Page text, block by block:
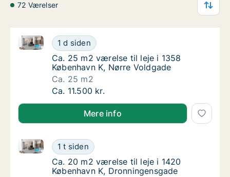
72 Værelser
Ca. 25 m2 værelse til leje i 1358 København
1 d siden
Ca. 25 m2 værelse til leje i 1358 København K,
Ca. 25 m2 værelse til leje i 1358 København
Ca. 25 m2 værelse til leje i 1358
København K, Nørre Voldgade
Ca. 25 m2
Ca. 25 m2 værelse til leje i 1358 København
Ca. 11.500 kr.
Mere info
Ca. 20 m2 værelse til leje i 1420 København
1 t siden
Ca. 20 m2 værelse til leje i 1420 København K,
Ca. 20 m2 værelse til leje i 1420
Ca. 20 m2 værelse til leje i 1420
København K, Dronningensgade